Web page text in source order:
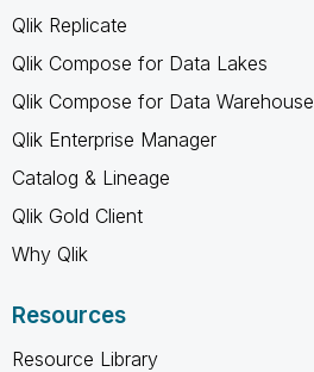
Qlik Replicate
Qlik Compose for Data Lakes
Qlik Compose for Data Warehouse
Qlik Enterprise Manager
Catalog & Lineage
Qlik Gold Client
Why Qlik
Resources
Resource Library